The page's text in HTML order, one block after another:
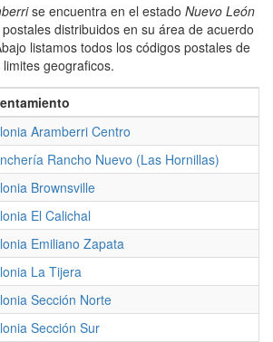
se encuentra en el estado Nuevo León
distribuidos en su área de acuerdo
listamos todos los códigos postales de
geograficos.
Aramberri Centro
Rancho Nuevo (Las Hornillas)
Brownsville
El Calichal
Emiliano Zapata
La Tijera
Sección Norte
Sección Sur